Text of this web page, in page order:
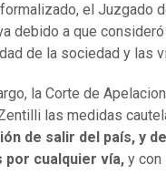
el Juzgado
debido a que
de la sociedad y las
la Corte de
las medidas
de salir del país, y
por cualquier vía, y con